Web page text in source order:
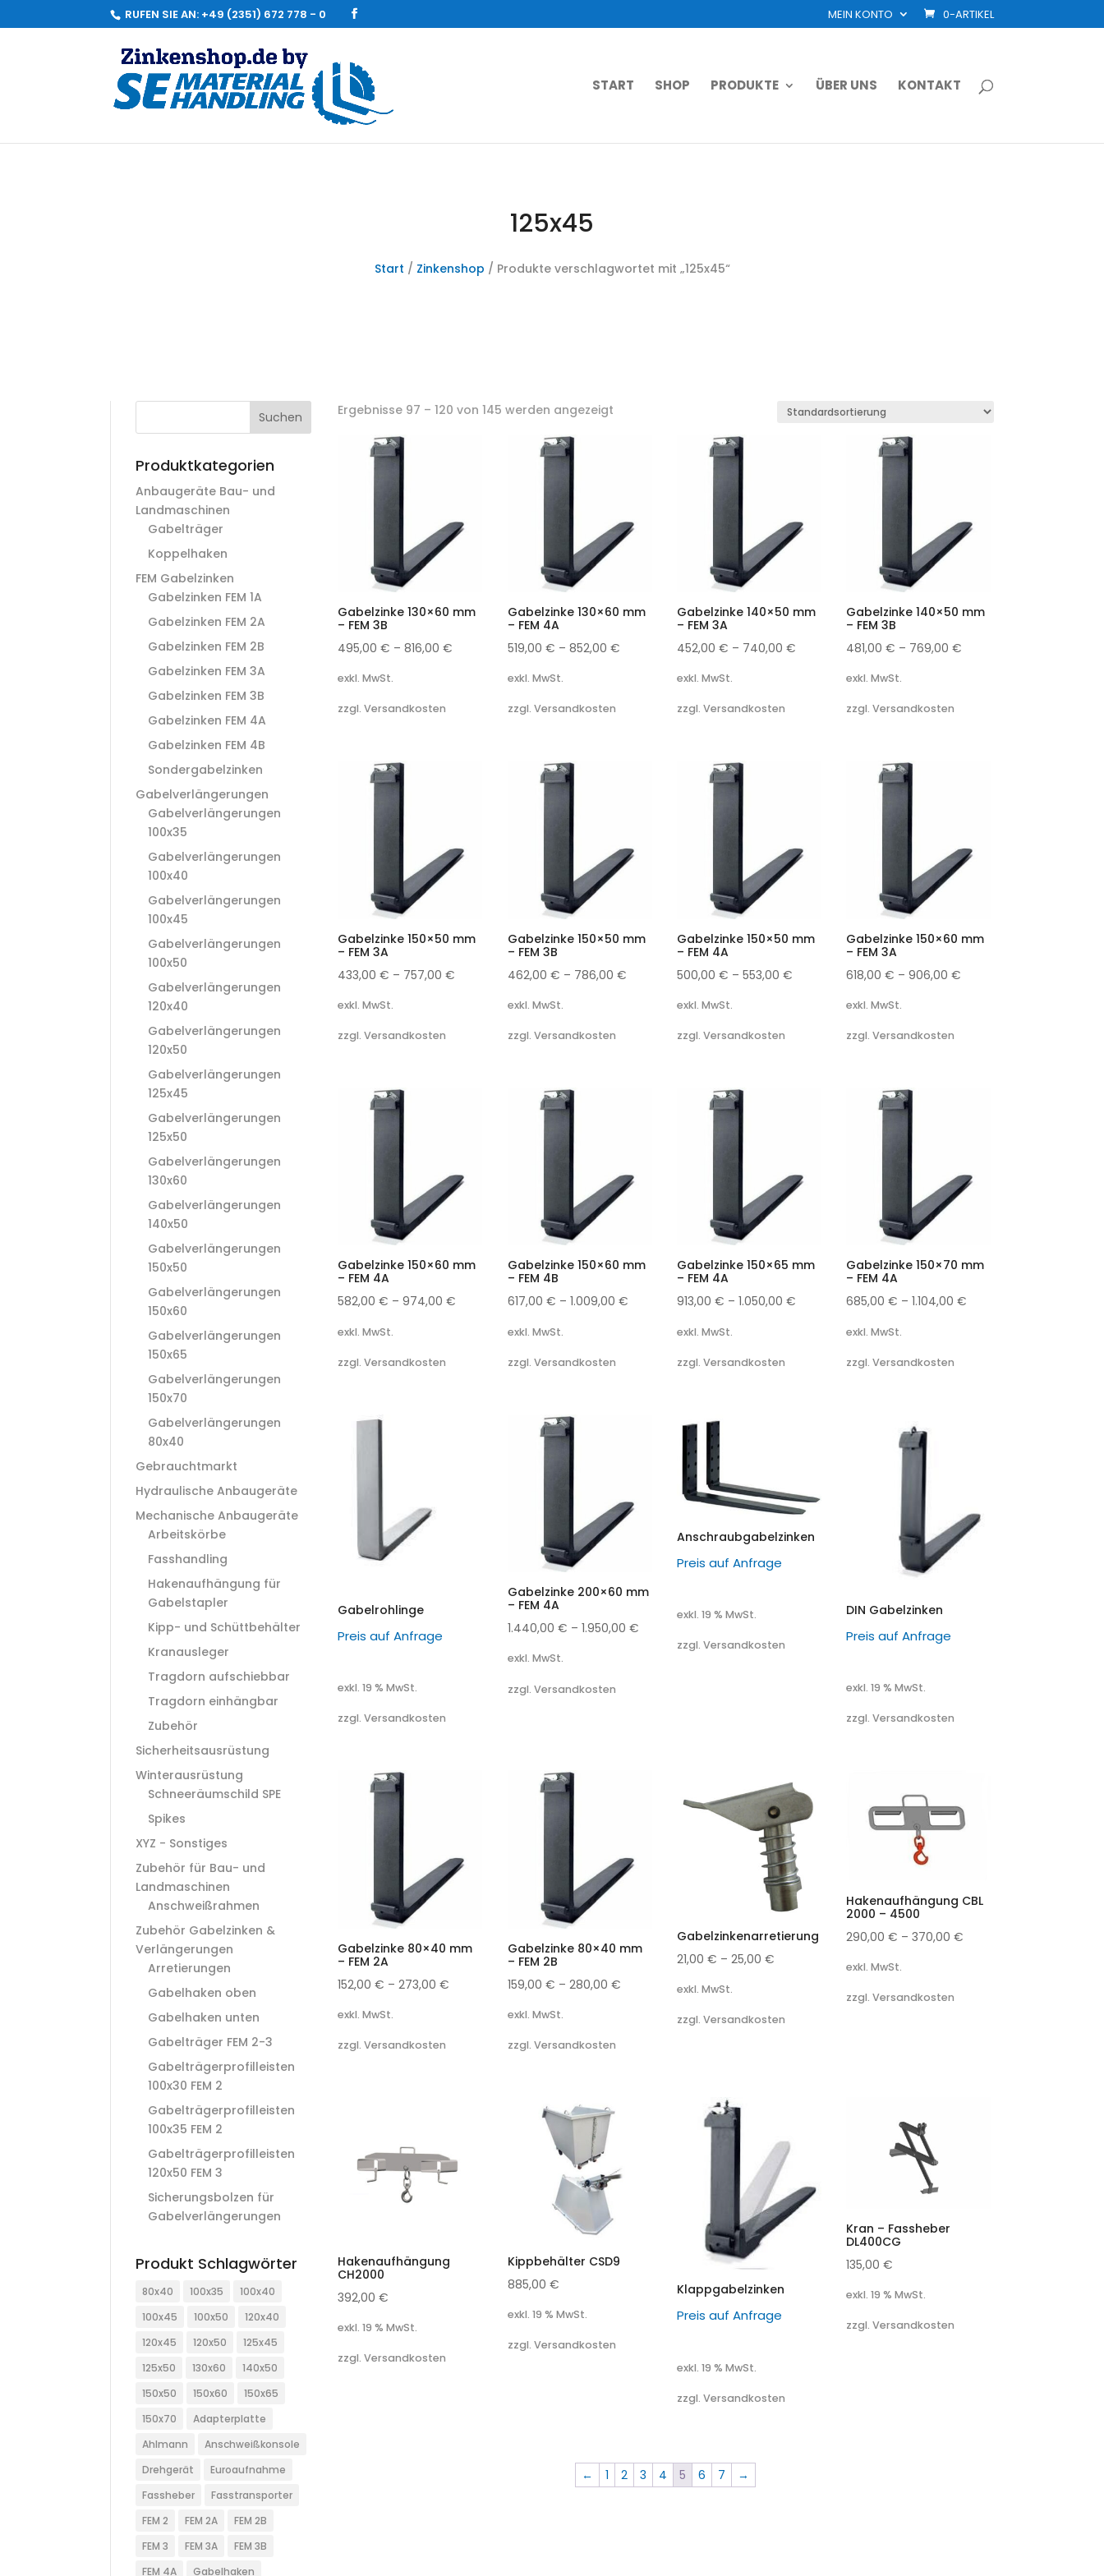
RUFEN SIE AN: +49 (2351) 672 778 - 0 MEIN KONTO 0-ARTIKEL
START SHOP PRODUKTE ÜBER UNS KONTAKT
125x45
Start / Zinkenshop / Produkte verschlagwortet mit „125x45“
Suchen
Produktkategorien
Anbaugeräte Bau- und
Landmaschinen
Gabelträger
Koppelhaken
FEM Gabelzinken
Gabelzinken FEM 1A
Gabelzinken FEM 2A
Gabelzinken FEM 2B
Gabelzinken FEM 3A
Gabelzinken FEM 3B
Gabelzinken FEM 4A
Gabelzinken FEM 4B
Sondergabelzinken
Gabelverlängerungen
Gabelverlängerungen
100x35
Gabelverlängerungen
100x40
Gabelverlängerungen
100x45
Gabelverlängerungen
100x50
Gabelverlängerungen
120x40
Gabelverlängerungen
120x50
Gabelverlängerungen
125x45
Gabelverlängerungen
125x50
Gabelverlängerungen
130x60
Gabelverlängerungen
140x50
Gabelverlängerungen
150x50
Gabelverlängerungen
150x60
Gabelverlängerungen
150x65
Gabelverlängerungen
150x70
Gabelverlängerungen
80x40
Gebrauchtmarkt
Hydraulische Anbaugeräte
Mechanische Anbaugeräte
Arbeitskörbe
Fasshandling
Hakenaufhängung für
Gabelstapler
Kipp- und Schüttbehälter
Kranausleger
Tragdorn aufschiebbar
Tragdorn einhängbar
Zubehör
Sicherheitsausrüstung
Winterausrüstung
Schneeräumschild SPE
Spikes
XYZ - Sonstiges
Zubehör für Bau- und
Landmaschinen
Anschweißrahmen
Zubehör Gabelzinken &
Verlängerungen
Arretierungen
Gabelhaken oben
Gabelhaken unten
Gabelträger FEM 2-3
Gabelträgerprofilleisten
100x30 FEM 2
Gabelträgerprofilleisten
100x35 FEM 2
Gabelträgerprofilleisten
120x50 FEM 3
Sicherungsbolzen für
Gabelverlängerungen
Produkt Schlagwörter
80x40 100x35
100x40
100x45
100x50
120x40
120x45
120x50
125x45
125x50
130x60
140x50
150x50
150x60
150x65
150x70
Adapterplatte
Ahlmann
Anschweißkonsole
Drehgerät
Euroaufnahme
Fassheber
Fasstransporter
FEM 2
FEM 2A
FEM 2B
FEM 3
FEM 3A
FEM 3B
FEM 4A
Gabelhaken
Ergebnisse 97 – 120 von 145 werden angezeigt
Gabelzinke 130×60 mm
– FEM 3B
495,00€ –816,00€
exkl. MwSt.
zzgl. Versandkosten
Gabelzinke 130×60 mm
– FEM 4A
519,00 € – 852,00 €
exkl. MwSt.
zzgl. Versandkosten
Gabelzinke 140×50 mm
– FEM 3A
452,00 € – 740,00 €
exkl. MwSt.
zzgl. Versandkosten
Gabelzinke 140×50 mm
– FEM 3B
481,00€ – 769,00€
exkl. MwSt.
zzgl. Versandkosten
Gabelzinke 150×50 mm
– FEM 3A
433,00€ – 757,00€
exkl. MwSt.
zzgl. Versandkosten
Gabelzinke 150×50 mm
– FEM 3B
462,00 € – 786,00 €
exkl. MwSt.
zzgl. Versandkosten
Gabelzinke 150×50 mm
– FEM 4A
500,00 € – 553,00 €
exkl. MwSt.
zzgl. Versandkosten
Gabelzinke 150×60 mm
– FEM 3A
618,00€ –906,00€
exkl. MwSt.
zzgl. Versandkosten
Gabelzinke 150×60 mm
– FEM 4A
582,00€ –974,00€
exkl. MwSt.
zzgl. Versandkosten
Gabelzinke 150×60 mm
– FEM 4B
617,00 € – 1.009,00 €
exkl. MwSt.
zzgl. Versandkosten
Gabelzinke 150×65 mm
– FEM 4A
913,00 € – 1.050,00 €
exkl. MwSt.
zzgl. Versandkosten
Gabelzinke 150×70 mm
– FEM 4A
685,00€ –1.104,00€
exkl. MwSt.
zzgl. Versandkosten
Gabelrohlinge
Preis auf Anfrage
exkl. 19 % MwSt.
zzgl. Versandkosten
Gabelzinke 200×60 mm
– FEM 4A
1.440,00 € – 1.950,00 €
exkl. MwSt.
zzgl. Versandkosten
Anschraubgabelzinken
Preis auf Anfrage
exkl. 19 % MwSt.
zzgl. Versandkosten
DIN Gabelzinken
Preis auf Anfrage
exkl. 19 % MwSt.
zzgl. Versandkosten
Gabelzinke 80×40 mm
– FEM 2A
152,00€ –273,00€
exkl. MwSt.
zzgl. Versandkosten
Gabelzinke 80×40 mm
– FEM 2B
159,00 € – 280,00 €
exkl. MwSt.
zzgl. Versandkosten
Gabelzinkenarretierung
21,00 € – 25,00 €
exkl. MwSt.
zzgl. Versandkosten
Hakenaufhängung CBL
2000 – 4500
290,00€ –370,00€
exkl. MwSt.
zzgl. Versandkosten
Hakenaufhängung
CH2000
392,00€
exkl. 19 % MwSt.
zzgl. Versandkosten
Kippbehälter CSD9
885,00 €
exkl. 19 % MwSt.
zzgl. Versandkosten
Klappgabelzinken
Preis auf Anfrage
exkl. 19 % MwSt.
zzgl. Versandkosten
Kran – Fassheber
DL400CG
135,00€
exkl. 19 % MwSt.
zzgl. Versandkosten
← 1 2 3 4 5 6 7 →